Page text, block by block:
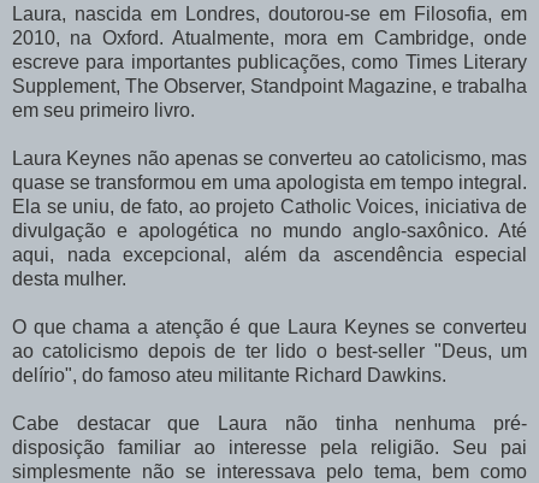
Laura, nascida em Londres, doutorou-se em Filosofia, em
2010, na Oxford. Atualmente, mora em Cambridge, onde
escreve para importantes publicações, como Times Literary
Supplement, The Observer, Standpoint Magazine, e trabalha
em seu primeiro livro.
Laura Keynes não apenas se converteu ao catolicismo, mas
quase se transformou em uma apologista em tempo integral.
Ela se uniu, de fato, ao projeto Catholic Voices, iniciativa de
divulgação e apologética no mundo anglo-saxônico. Até
aqui, nada excepcional, além da ascendência especial
desta mulher.
O que chama a atenção é que Laura Keynes se converteu
ao catolicismo depois de ter lido o best-seller "Deus, um
delírio", do famoso ateu militante Richard Dawkins.
Cabe destacar que Laura não tinha nenhuma pré-
disposição familiar ao interesse pela religião. Seu pai
simplesmente não se interessava pelo tema, bem como